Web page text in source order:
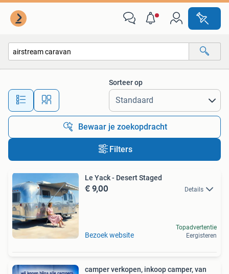
Alle afstanden…
Sorteer op
Bewaar je zoekopdracht
Filters
Le Yack - Desert Staged
€ 9,00 Details
Bezoek website
Topadvertentie
Eergisteren
camper verkopen, inkoop camper, van